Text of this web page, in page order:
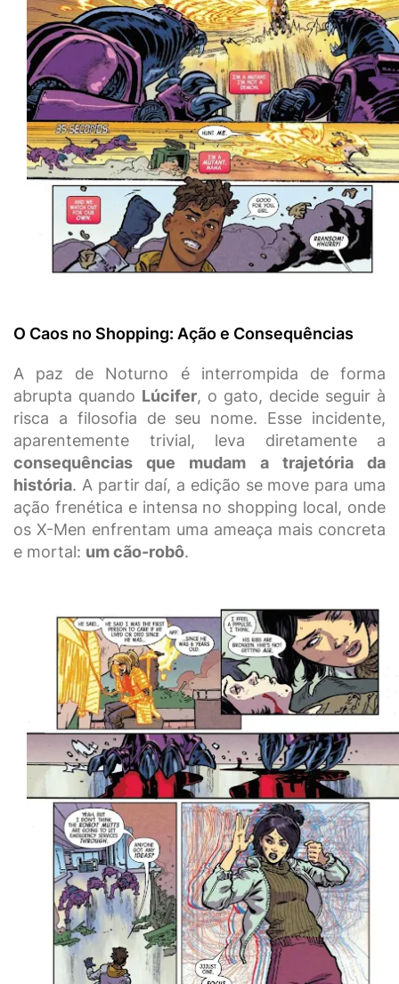
O Caos no Shopping: Ação e Consequências
A paz de Noturno é interrompida de forma
abrupta quando Lúcifer, o gato, decide seguir à
risca a filosofia de seu nome. Esse incidente,
aparentemente trivial, leva diretamente a
consequências que mudam a trajetória da
história. A partir daí, a edição se move para uma
ação frenética e intensa no shopping local, onde
os X-Men enfrentam uma ameaça mais concreta
e mortal: um cão-robô.